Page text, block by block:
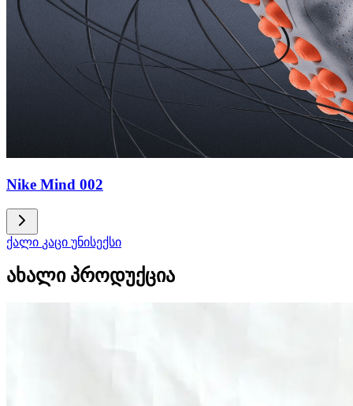
Nike Mind 002
ქალი კაცი უნისექსი
ახალი პროდუქცია